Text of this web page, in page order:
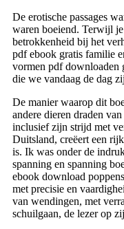
De erotische passages
waren boeiend. Terwijl
betrokkenheid bij het
pdf ebook gratis familie
vormen pdf downloaden
die we vandaag de dag
De manier waarop dit
andere dieren draden
inclusief zijn strijd met
Duitsland, creëert een
is. Ik was onder de
spanning en spanning
ebook download
met precisie en
van wendingen, met
schuilgaan, de lezer op